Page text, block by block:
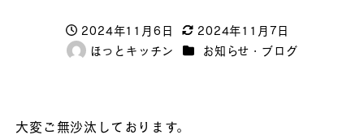
投稿日
2024年11月6日
更新日
2024年11月7日
著
ほっとキッチン カテゴリー
お知らせ・ブログ
大変ご無沙汰しております。